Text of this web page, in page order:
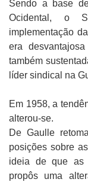
Sendo a base
Ocidental, o
implementação
era
também
líder sindical na
Em 1958, a
alterou-se.
De Gaulle
posições sobre
ideia de que as
propôs uma